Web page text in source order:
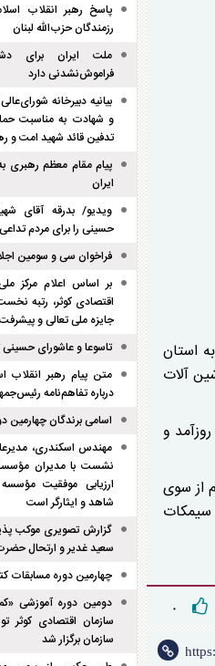
استان
آلات
و
از سوی
سیمکات
۰
پاسخ رهبر انقلاب
رزمندگان حزب‌الله لبنان
ملت ایران برای
فراموش‌نشدنی دارد
بیانیه دبیرخانه
و شهادت به مناسبت
تدفین قائد شهید امت و
پیام مقام معظم رهبری
ایران
ویدیو/ بدرقه آقای
حسینی را برای مردم
فراخوان سی و سومین
بر اساس اعلام مرکز
اقتصادی کوثر، رتبه
جایزه ملی تعالی و
تاسوعا و عاشورای
متن پیام رهبر
درباره تفاهم‌نامه
اسامی برندگان چهارمین
مهندس اسکندری،
نشست با مدیران
ارزیابی موفقیت
شاهد و ایثارگر است
گزارش تصویری موکب
سعید غدیر و ارتحال
چهارمین دوره مسابقات
دومین دوره آموزشی
سازمان اقتصادی کوثر
سازمان برگزار شد